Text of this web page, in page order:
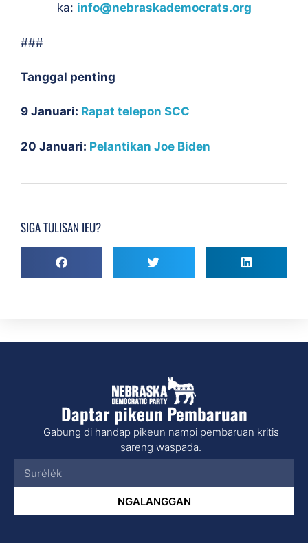
ka: info@nebraskademocrats.org
###
Tanggal penting
9 Januari: Rapat telepon SCC
20 Januari: Pelantikan Joe Biden
SIGA TULISAN IEU?
Daptar pikeun Pembaruan
Gabung di handap pikeun nampi pembaruan kritis
sareng waspada.
NGALANGGAN